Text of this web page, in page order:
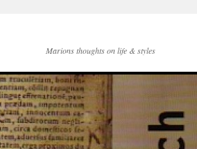
Marions thoughts on life & styles